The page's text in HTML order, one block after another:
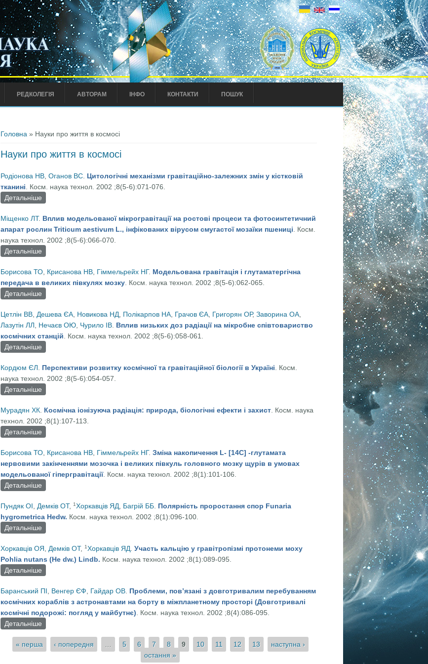
РЕДКОЛЕГІЯ АВТОРАМ ІНФО КОНТАКТИ ПОШУК
Головна» Науки про життя в космосі
Науки про життя в космосі
Родіонова НВ, Оганов ВС. Цитологічні механізми гравітаційно-залежних змін у кістковій
тканині. Косм. наука технол. 2002 ;8(5-6):071-076.
Детальніше
Міщенко ЛТ. Вплив модельованої мікрогравітації на ростові процеси та фотосинтетичний
апарат рослин Triticum aestivum L., інфікованих вірусом смугастої мозаїки пшениці. Косм.
наука технол. 2002 ;8(5-6):066-070.
Детальніше про Вплив модельованої мікрогравітації на ростові процеси та фотосинтетичний апарат рослин Triticum aestivum L.,
Борисова ТО, Крисанова НВ, Гіммельрейх НГ. Модельована гравітація і глутаматергічна
передача в великих півкулях мозку. Косм. наука технол. 2002 ;8(5-6):062-065.
Детальніше
Цетлін ВВ, Дешева ЄА, Новикова НД, Полікарпов НА, Грачов ЄА, Григорян ОР, Заворина ОА,
Лазутін ЛЛ, Нечаєв ОЮ, Чурило ІВ. Вплив низьких доз радіації на мікробне співтовариство
космічних станцій. Косм. наука технол. 2002 ;8(5-6):058-061.
Детальніше
Кордюм ЄЛ. Перспективи розвитку космічної та гравітаційної біології в Україні. Косм.
наука технол. 2002 ;8(5-6):054-057.
Детальніше
Мурадян XК. Космічна іонізуюча радіація: природа, біологічні ефекти і захист. Косм. наука
технол. 2002 ;8(1):107-113.
Детальніше
Борисова ТО, Крисанова НВ, Гіммельрейх НГ. Зміна накопичення L- [14С] -глутамата
нервовими закінченнями мозочка і великих півкуль головного мозку щурів в умовах
модельованої гіпергравітації. Косм. наука технол. 2002 ;8(1):101-106.
Детальніше про Зміна накопичення L- [14С] -глутамата нервовими закінченнями мозочка і великих півкуль головного мозку щурів
Пундяк ОI, Демків ОТ, 1Хоркавців ЯД, Багрій ББ. Полярність проростання спор Funaria
hygrometrica Hedw. Косм. наука технол. 2002 ;8(1):096-100.
Детальніше
Хоркавців ОЯ, Демків ОТ, 1Хоркавців ЯД. Участь кальцію у гравітропізмі протонеми моху
Pohlia nutans (He dw.) Lindb. Косм. наука технол. 2002 ;8(1):089-095.
Детальніше
Баранський ПI, Венгер ЄФ, Гайдар ОВ. Проблеми, пов’язані з довготривалим перебуванням
космічних кораблів з астронавтами на борту в міжпланетному просторі (Довготривалі
космічні подорожі: погляд у майбутнє). Косм. наука технол. 2002 ;8(4):086-095.
Детальніше про Проблеми, пов’язані з довготривалим перебуванням космічних кораблів з астронавтами на борту в
Сторінки
« перша ‹ попередня … 5 6 7 8 9 10 11 12 13
наступна ›
остання »